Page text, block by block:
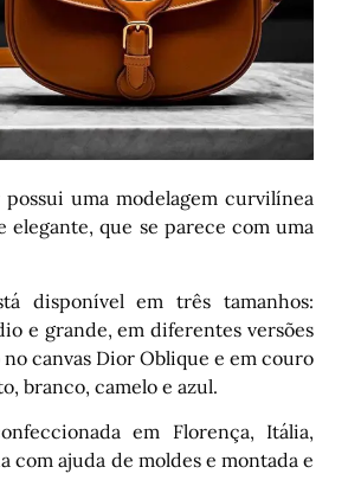
possui uma modelagem curvilínea
elegante, que se parece com uma
disponível em três tamanhos:
e grande, em diferentes versões
canvas Dior Oblique e em couro
branco, camelo e azul.
em Florença, Itália,
com ajuda de moldes e montada e